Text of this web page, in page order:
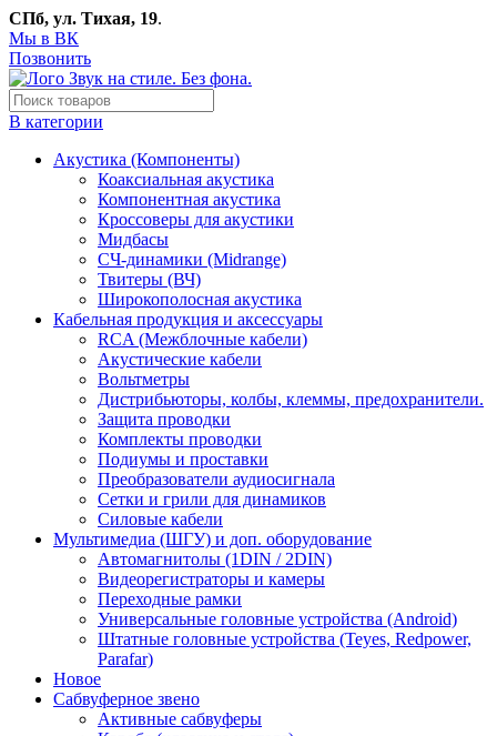
СПб, ул. Тихая, 19.
Мы в ВК
Позвонить
В категории
Акустика (Компоненты)
Коаксиальная акустика
Компонентная акустика
Кроссоверы для акустики
Мидбасы
СЧ-динамики (Midrange)
Твитеры (ВЧ)
Широкополосная акустика
Кабельная продукция и аксессуары
RCA (Межблочные кабели)
Акустические кабели
Вольтметры
Дистрибьюторы, колбы, клеммы, предохранители.
Защита проводки
Комплекты проводки
Подиумы и проставки
Преобразователи аудиосигнала
Сетки и грили для динамиков
Силовые кабели
Мультимедиа (ШГУ) и доп. оборудование
Автомагнитолы (1DIN / 2DIN)
Видеорегистраторы и камеры
Переходные рамки
Универсальные головные устройства (Android)
Штатные головные устройства (Teyes, Redpower,
Parafar)
Новое
Сабвуферное звено
Активные сабвуферы